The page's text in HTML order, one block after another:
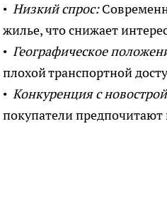
• Низкий спрос:
жилье, что снижает
• Географическое
плохой транспортной
• Конкуренция с
покупатели предпочитают